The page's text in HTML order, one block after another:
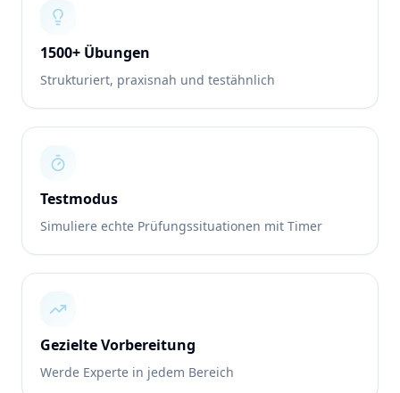
1500+ Übungen
Strukturiert, praxisnah und testähnlich
Testmodus
Simuliere echte Prüfungssituationen mit Timer
Gezielte Vorbereitung
Werde Experte in jedem Bereich